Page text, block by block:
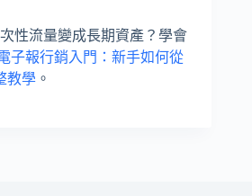
性流量變成長期資產？學會
子報行銷入門：新手如何從
教學 。